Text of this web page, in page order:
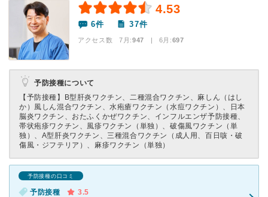
4.53
6件 37件
アクセス数 7月:947 | 6月:697
予防接種について
【予防接種】
B型肝炎ワクチン、二種混合ワクチン、麻しん（はし
か）風しん混合ワクチン、水疱瘡ワクチン（水痘ワクチン）、日本
脳炎ワクチン、おたふくかぜワクチン、インフルエンザ予防接種、
帯状疱疹ワクチン、風疹ワクチン（単独）、破傷風ワクチン（単
独）、A型肝炎ワクチン、三種混合ワクチン（成人用、百日咳・破
傷風・ジフテリア）、麻疹ワクチン（単独）
予防接種の口コミ
予防接種
3.5